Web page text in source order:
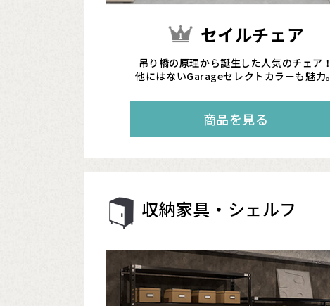
セイルチェア
吊り橋の原理から誕生した人気のチェア！
他にはないGarageセレクトカラーも魅力。
商品を見る
収納家具・シェルフ